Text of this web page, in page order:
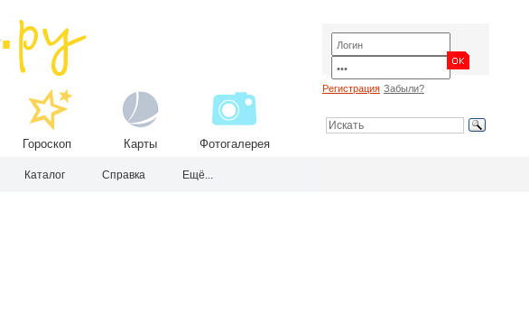
Гороскоп Карты Фотогалерея
Регистрация Забыли?
Каталог Справка Ещё...